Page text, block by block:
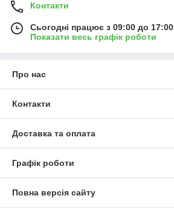
Контакти
Сьогодні працює з 09:00 до 17:00
Показати весь графік роботи
Про нас
Контакти
Доставка та оплата
Графік роботи
Повна версія сайту